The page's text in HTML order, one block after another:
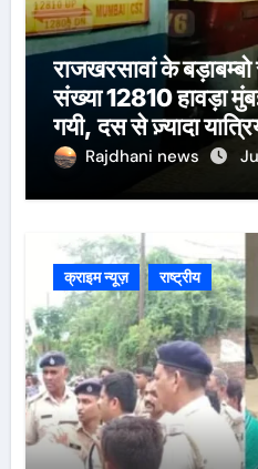
राजखरसावां के बड़ाबम्बो
संख्या 12810 हावड़ा
गयी, दस से ज़्यादा
खबर।सरायकेला के वरीय
Rajdhani news
क्राइम न्यूज़ राष्ट्रीय